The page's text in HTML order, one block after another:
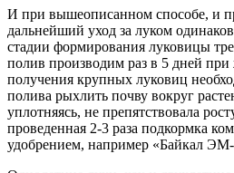
И при вышеописанном способе, и
дальнейший уход за луком
стадии формирования луковицы
полив производим раз в 5 дней
получения крупных луковиц
полива рыхлить почву вокруг
уплотняясь, не препятствовала
проведенная 2-3 раза подкормка
удобрением, например «Байкал